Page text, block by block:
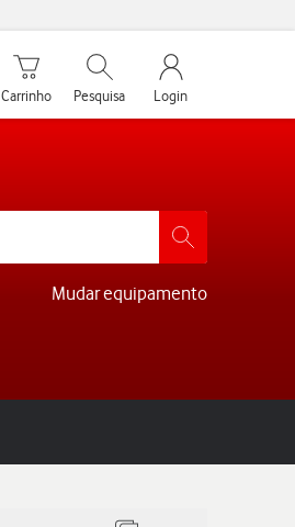
Carrinho de compras
Carrinho
Pesquisar
Pesquisa
My Vodafone
Login
Mudar equipamento